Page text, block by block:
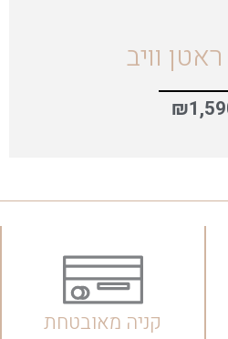
וויב
₪
קניה מאובטחת